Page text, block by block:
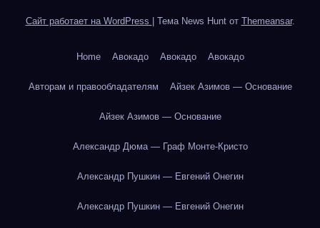
Сайт работает на WordPress Тема News Hunt от Themeansar.
Home Авокадо Авокадо Авокадо
Авторам и правообладателям Айзек Азимов — Основание
Айзек Азимов — Основание
Александр Дюма — Граф Монте-Кристо
Александр Пушкин — Евгений Онегин
Александр Пушкин — Евгений Онегин